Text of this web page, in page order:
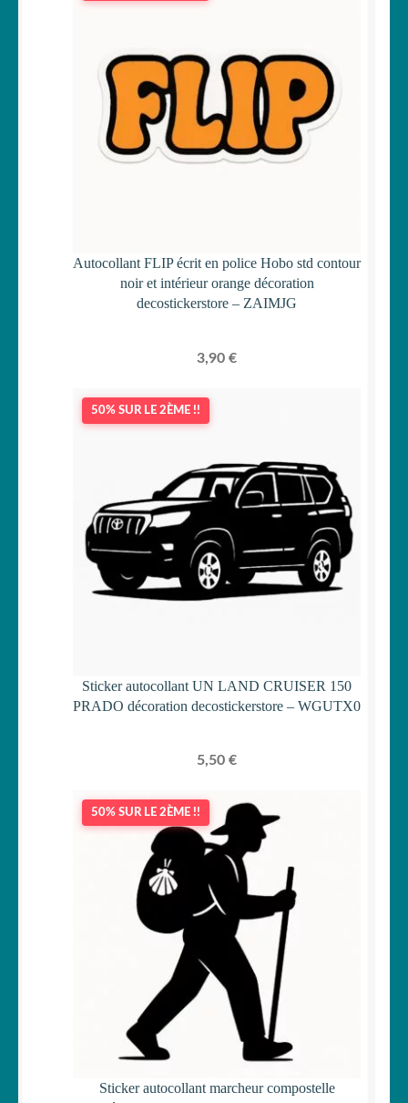
Autocollant FLIP écrit en police Hobo std contour
noir et intérieur orange décoration
decostickerstore – ZAIMJG
3,90 €
50% SUR LE 2ÈME !!
Sticker autocollant UN LAND CRUISER 150
PRADO décoration decostickerstore – WGUTX0
5,50 €
50% SUR LE 2ÈME !!
Sticker autocollant marcheur compostelle